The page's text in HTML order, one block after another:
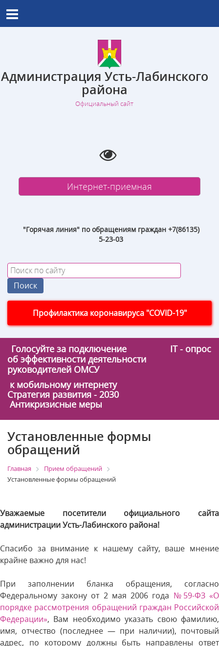
Администрация Усть-Лабинского
района
Официальный сайт
Интернет-приемная
"Горячая линия" по обращениям граждан +7(86135)
5-23-03
Профилактика коронавируса "COVID-19"
Голосуйте за подключение
IT - опрос
об эффективности деятельности
руководителей ОМСУ
к мобильному интернету
Стратегия развития - 2030
Антикризисные меры
Установленные формы
обращений
Главная
Прием обращений
Установленные формы обращений
Уважаемые посетители официального сайта
администрации Усть-Лабинского района!
Спасибо за внимание к нашему сайту, ваше мнение
крайне важно для нас!
При заполнении бланка обращения, согласно
Федеральному закону от 2 мая 2006 года №59-ФЗ «О
порядке рассмотрения обращений граждан Российской
Федерации», Вам необходимо указать свою фамилию,
имя, отчество (последнее — при наличии), почтовый
адрес, по которому должны быть направлены ответ